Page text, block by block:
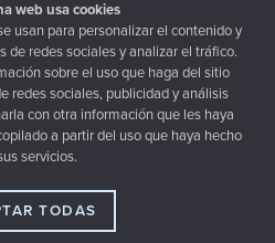
web usa cookies
usan para personalizar el contenido y
de redes sociales y analizar el tráfico.
sobre el uso que haga del sitio
redes sociales, publicidad y análisis
con otra información que les haya
a partir del uso que haya hecho
servicios.
TODAS